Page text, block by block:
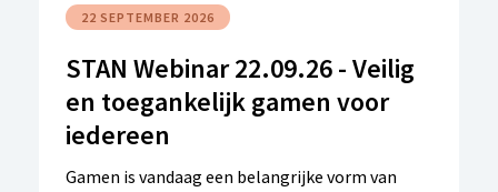
22 SEPTEMBER 2026
STAN Webinar 22.09.26 - Veilig
en toegankelijk gamen voor
iedereen
Gamen is vandaag een belangrijke vorm van